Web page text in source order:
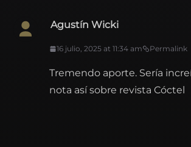
Agustín Wicki
16 julio, 2025 at 11:34 am Permalink
Tremendo aporte. Sería
nota así sobre revista Cóctel